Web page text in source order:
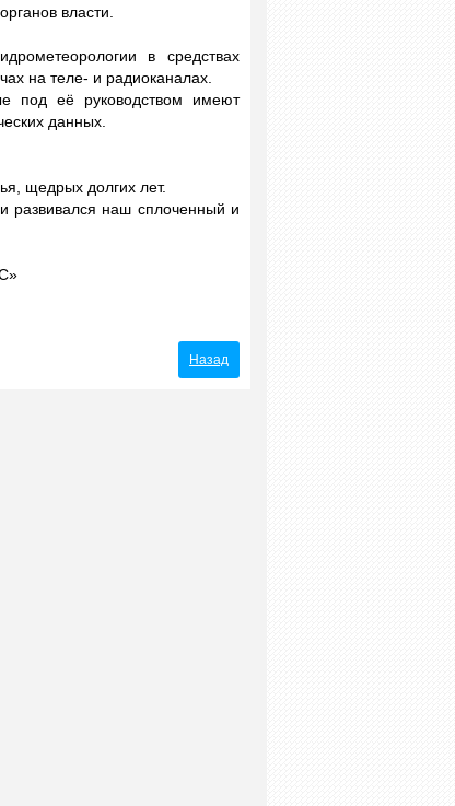
власти.
в средствах
на теле- и радиоканалах.
под её руководством имеют
данных.
щедрых долгих лет.
развивался наш сплоченный и
Назад